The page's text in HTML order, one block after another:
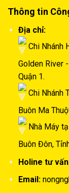
Thông tin
Địa chỉ:
Chi Nhánh
Golden River
Quận 1.
Chi Nhánh
Buôn Ma
Nhà Máy
Buôn Đôn,
Holine tư
Email: